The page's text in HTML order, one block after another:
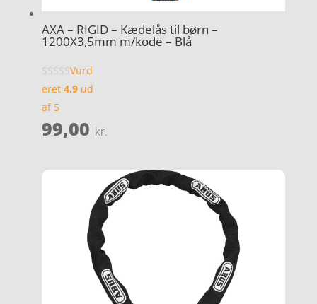
AXA – RIGID – Kædelås til børn –
1200X3,5mm m/kode – Blå
Vurd
eret 4.9ud
af 5
99,00 kr.